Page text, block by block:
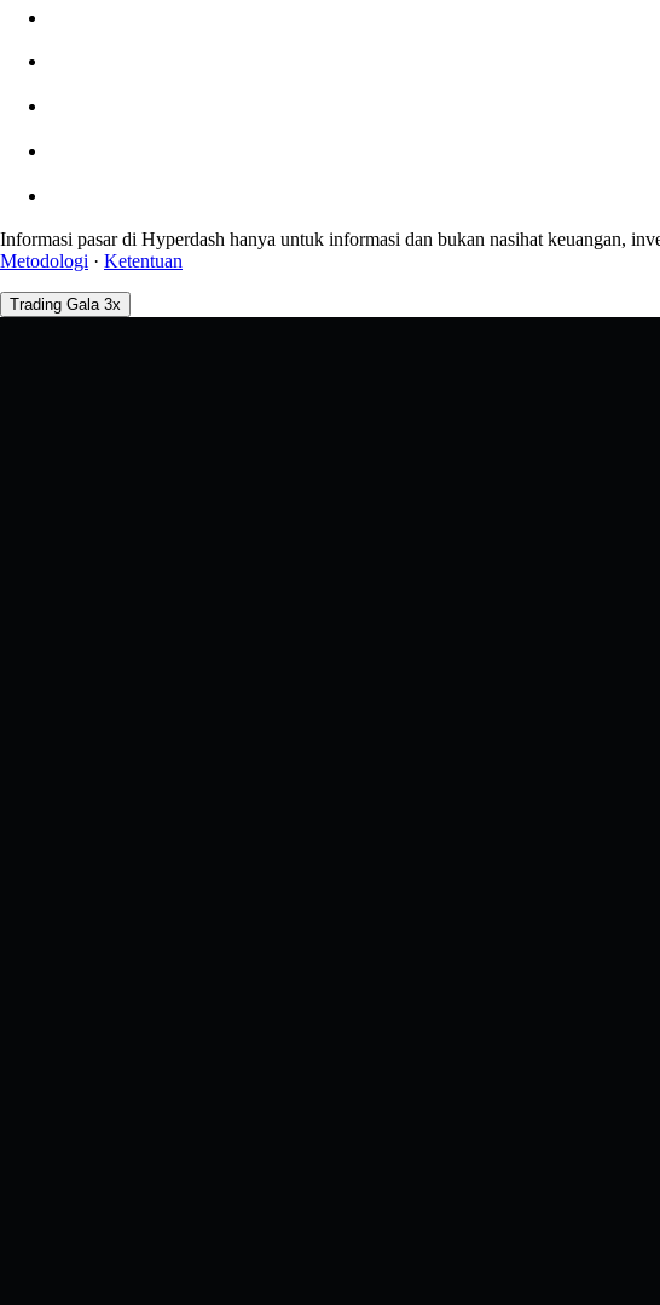
0.0450% / 0.0150%
Informasi pasar di Hyperdash hanya untuk informasi dan bukan nasihat keuangan,
Metodologi · Ketentuan
Trading Gala 3x